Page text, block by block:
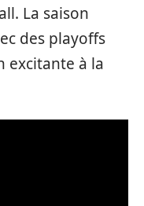
La saison
des playoffs
excitante à la